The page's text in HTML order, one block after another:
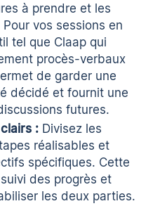
à prendre et les
vos sessions en
tel que Claap qui
procès-verbaux
de garder une
décidé et fournit une
futures.
: Divisez les
réalisables et
spécifiques. Cette
des progrès et
les deux parties.